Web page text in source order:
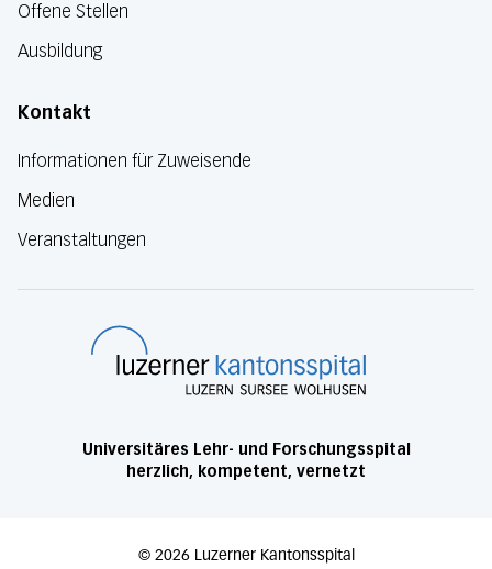
Offene Stellen
Ausbildung
Kontakt
Informationen für Zuweisende
Medien
Veranstaltungen
Universitäres Lehr- und Forschungsspital
herzlich, kompetent, vernetzt
© 2026 Luzerner Kantonsspital